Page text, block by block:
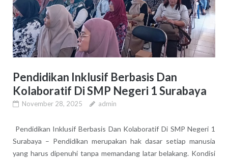
Pendidikan Inklusif Berbasis Dan
Kolaboratif Di SMP Negeri 1 Surabaya
November 28, 2025 admin
Pendidikan Inklusif Berbasis Dan Kolaboratif Di SMP Negeri 1
Surabaya – Pendidikan merupakan hak dasar setiap manusia
yang harus dipenuhi tanpa memandang latar belakang. Kondisi